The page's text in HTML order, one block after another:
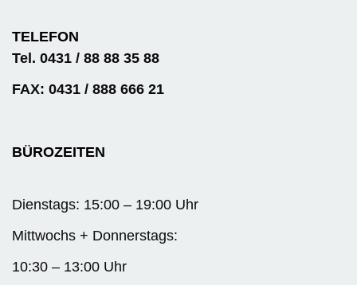
TELEFON
Tel. 0431 / 88 88 35 88
FAX: 0431 / 888 666 21
BÜROZEITEN
Dienstags: 15:00 – 19:00 Uhr
Mittwochs + Donnerstags:
10:30 – 13:00 Uhr